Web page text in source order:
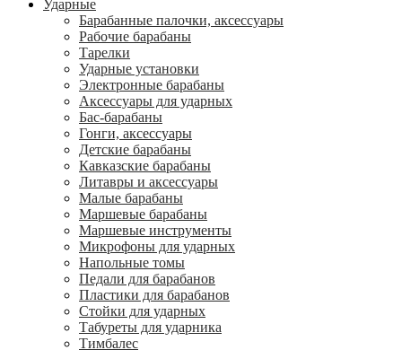
Ударные
Барабанные палочки, аксессуары
Рабочие барабаны
Тарелки
Ударные установки
Электронные барабаны
Аксессуары для ударных
Бас-барабаны
Гонги, аксессуары
Детские барабаны
Кавказские барабаны
Литавры и аксессуары
Малые барабаны
Маршевые барабаны
Маршевые инструменты
Микрофоны для ударных
Напольные томы
Педали для барабанов
Пластики для барабанов
Стойки для ударных
Табуреты для ударника
Тимбалес